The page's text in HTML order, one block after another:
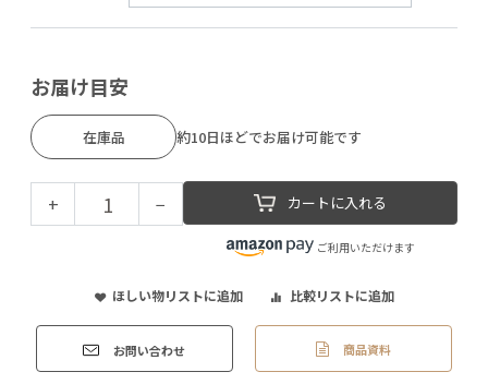
お届け目安
在庫品 約10日ほどでお届け可能です
+ − カートに入れる
ご利用いただけます
ほしい物リストに追加 比較リストに追加
お問い合わせ 商品資料